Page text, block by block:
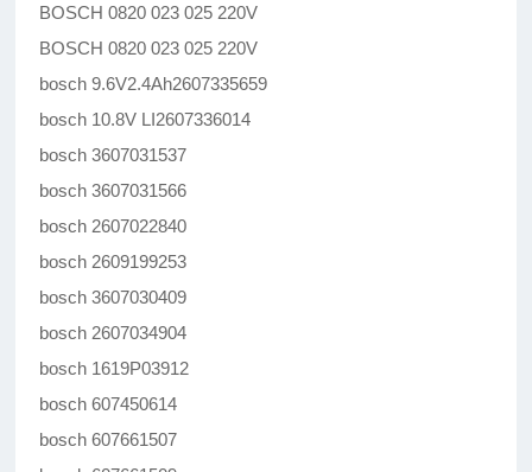
BOSCH 0820 023 025 220V
BOSCH 0820 023 025 220V
bosch 9.6V2.4Ah2607335659
bosch 10.8V LI2607336014
bosch 3607031537
bosch 3607031566
bosch 2607022840
bosch 2609199253
bosch 3607030409
bosch 2607034904
bosch 1619P03912
bosch 607450614
bosch 607661507